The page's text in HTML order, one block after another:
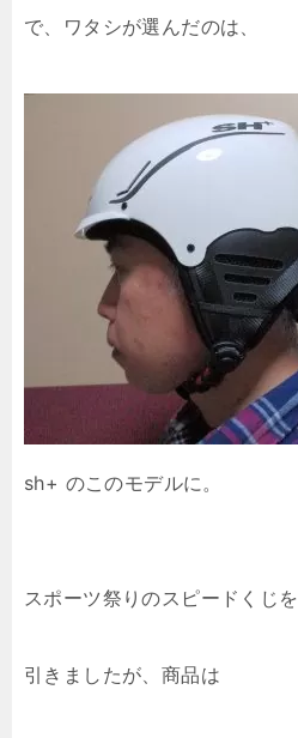
で、ワタシが選んだのは、
sh+ のこのモデルに。
スポーツ祭りのスピードくじを
引きましたが、商品は